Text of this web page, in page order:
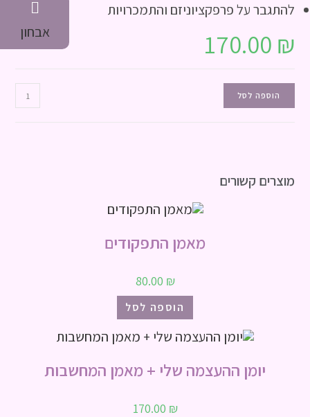
להתגבר על פרפקציוניזם והתמכרויות
170.00 ₪
הוספה לסל
מוצרים קשורים
מאמן התפקודים
80.00 ₪
הוספה לסל
יומן ההעצמה שלי + מאמן המחשבות
170.00 ₪
אבחון